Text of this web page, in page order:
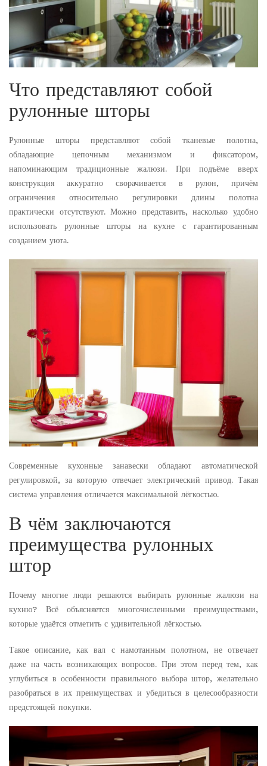
Что представляют собой
рулонные шторы
Рулонные шторы представляют собой тканевые полотна,
обладающие цепочным механизмом и фиксатором,
напоминающим традиционные жалюзи. При подъёме вверх
конструкция аккуратно сворачивается в рулон, причём
ограничения относительно регулировки длины полотна
практически отсутствуют. Можно представить, насколько удобно
использовать рулонные шторы на кухне с гарантированным
созданием уюта.
Современные кухонные занавески обладают автоматической
регулировкой, за которую отвечает электрический привод. Такая
система управления отличается максимальной лёгкостью.
В чём заключаются
преимущества рулонных
штор
Почему многие люди решаются выбирать рулонные жалюзи на
кухню? Всё объясняется многочисленными преимуществами,
которые удаётся отметить с удивительной лёгкостью.
Такое описание, как вал с намотанным полотном, не отвечает
даже на часть возникающих вопросов. При этом перед тем, как
углубиться в особенности правильного выбора штор, желательно
разобраться в их преимуществах и убедиться в целесообразности
предстоящей покупки.